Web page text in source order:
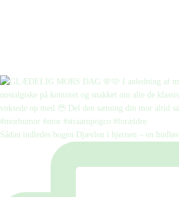
Sådan indledes bogen Djævlen i hjernen – en hudløs